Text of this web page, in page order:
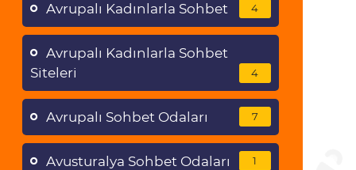
Avrupalı Kadınlarla Sohbet 4
Avrupalı Kadınlarla Sohbet
Siteleri
4
Avrupalı Sohbet Odaları 7
Avusturalya Sohbet Odaları 1